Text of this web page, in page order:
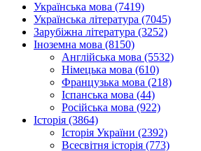
Українська мова (7419)
Українська література (7045)
Зарубіжна література (3252)
Іноземна мова (8150)
Англійська мова (5532)
Німецька мова (610)
Французька мова (218)
Іспанська мова (44)
Російська мова (922)
Історія (3864)
Історія України (2392)
Всесвітня історія (773)